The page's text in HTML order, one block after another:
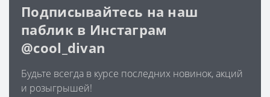
Подписывайтесь на наш
паблик в Инстаграм
@cool_divan
Будьте всегда в курсе последних новинок, акций
и розыгрышей!